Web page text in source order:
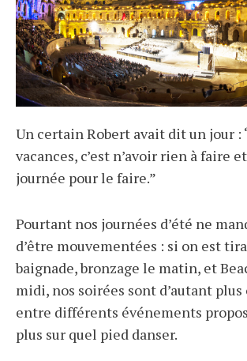
Un certain Robert avait dit un jour :
vacances, c’est n’avoir rien à faire
journée pour le faire.”
Pourtant nos journées d’été ne
d’être mouvementées : si on est
baignade, bronzage le matin, et
midi, nos soirées sont d’autant plus
entre différents événements
plus sur quel pied danser.